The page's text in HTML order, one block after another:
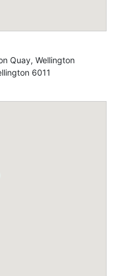
Quay, Wellington
6011